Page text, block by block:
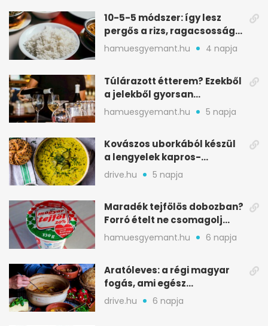
10-5-5 módszer: így lesz
pergős a rizs, ragacsosság
nélkül
hamuesgyemant.hu 4 napja
Túlárazott étterem? Ezekből
a jelekből gyorsan
észreveheted
hamuesgyemant.hu 5 napja
Kovászos uborkából készül
a lengyelek kapros-
savanykás levese
drive.hu 5 napja
Maradék tejfölös dobozban?
Forró ételt ne csomagolj
ilyen tégelybe
hamuesgyemant.hu 6 napja
Aratóleves: a régi magyar
fogás, ami egész
csapatokat jóllakatott
drive.hu 6 napja